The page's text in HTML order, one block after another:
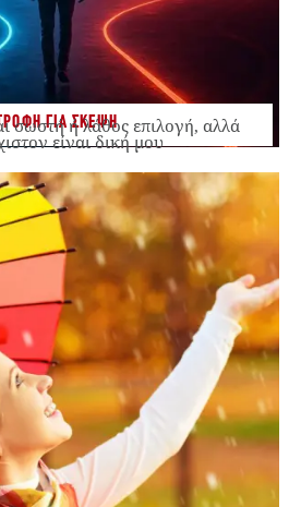
ΓΙΑ ΣΚΕΨΗ
σωστή ή λάθος επιλογή, αλλά
είναι δική μου